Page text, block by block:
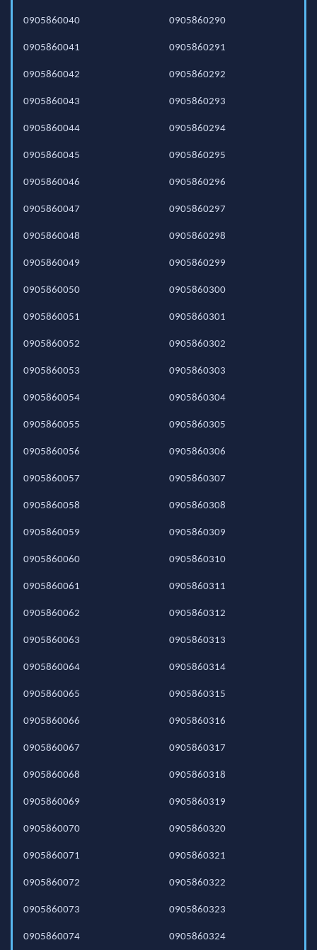
0905860040
0905860041
0905860042
0905860043
0905860044
0905860045
0905860046
0905860047
0905860048
0905860049
0905860050
0905860051
0905860052
0905860053
0905860054
0905860055
0905860056
0905860057
0905860058
0905860059
0905860060
0905860061
0905860062
0905860063
0905860064
0905860065
0905860066
0905860067
0905860068
0905860069
0905860070
0905860071
0905860072
0905860073
0905860074
0905860290
0905860291
0905860292
0905860293
0905860294
0905860295
0905860296
0905860297
0905860298
0905860299
0905860300
0905860301
0905860302
0905860303
0905860304
0905860305
0905860306
0905860307
0905860308
0905860309
0905860310
0905860311
0905860312
0905860313
0905860314
0905860315
0905860316
0905860317
0905860318
0905860319
0905860320
0905860321
0905860322
0905860323
0905860324